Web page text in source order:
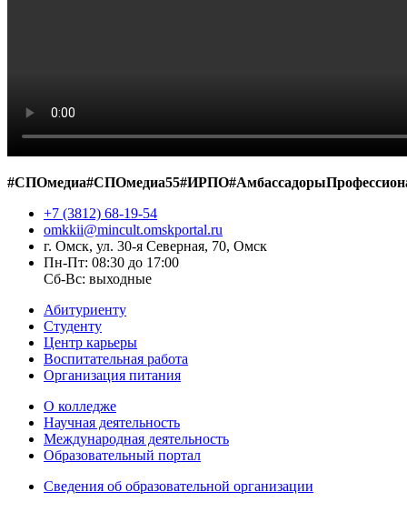
#СПОмедиа#СПОмедиа55#ИРПО
+7 (3812) 68-19-54
omkkii@mincult.omskportal.ru
г. Омск, ул. 30-я Северная, 70, Омск
Пн-Пт: 08:30 до 17:00
Сб-Вс: выходные
Абитуриенту
Студенту
Центр карьеры
Воспитательная работа
Организация питания
О колледже
Научная деятельность
Международная деятельность
Образовательный портал
Сведения об образовательной организации